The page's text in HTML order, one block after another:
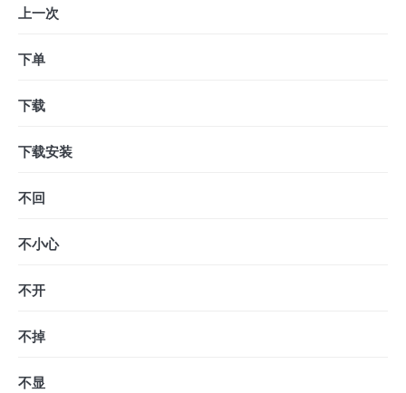
上一次
下单
下载
下载安装
不回
不小心
不开
不掉
不显